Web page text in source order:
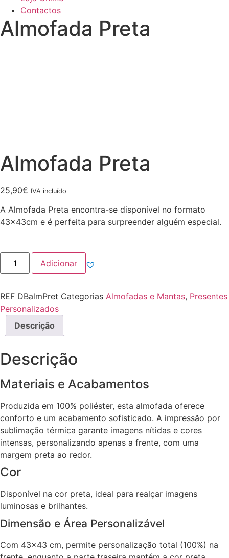
Contactos
Almofada Preta
Almofada Preta
25,90€ IVA incluído
A Almofada Preta encontra-se disponível no formato
43x43cm e é perfeita para surpreender alguém especial.
Quantidade
Almofada
Adicionar
REF DBalmPret Categorias Almofadas e Mantas, Presentes
Personalizados
Descrição
Descrição
Materiais e Acabamentos
Produzida em 100% poliéster, esta almofada oferece
conforto e um acabamento sofisticado. A impressão por
sublimação térmica garante imagens nítidas e cores
intensas, personalizando apenas a frente, com uma
margem preta ao redor.
Cor
Disponível na cor preta, ideal para realçar imagens
luminosas e brilhantes.
Dimensão e Área Personalizável
Com 43×43 cm, permite personalização total (100%) na